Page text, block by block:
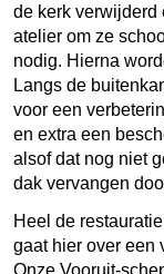
de kerk verwijderd
atelier om ze
nodig. Hierna
Langs de
voor een
en extra een
alsof dat nog niet
dak vervangen
Heel de
gaat hier over een
Onze Vooruit-